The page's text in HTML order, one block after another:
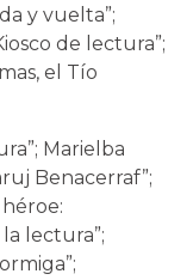
y vuelta”;
de lectura”;
el Tío
Marielba
Benacerraf”;
lectura”;